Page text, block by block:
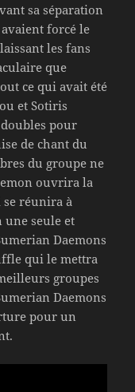
sa séparation
forcé le
les fans
que
ce qui avait été
et Sotiris
pour
de chant du
du groupe ne
ouvrira la
réunira à
une seule et
Daemons
qui le mettra
groupes
Daemons
pour un